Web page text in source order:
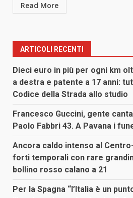
Read More
ARTICOLI RECENTI
Dieci euro in più per ogni km
a destra e patente a 17 anni:
Codice della Strada allo studio
Francesco Guccini, gente
Paolo Fabbri 43. A Pavana i
Ancora caldo intenso al
forti temporali con rare
bollino rosso calano a 21
Per la Spagna “l’Italia è un